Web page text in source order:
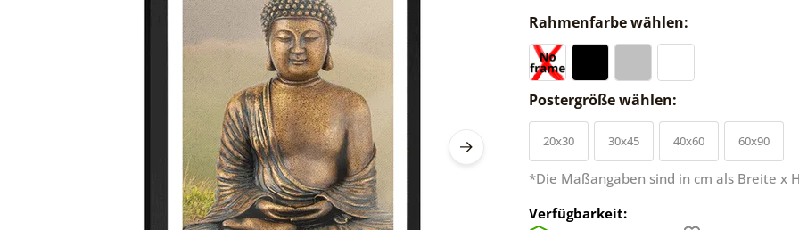
Rahmenfarbe wählen:
Postergröße wählen:
20x30 30x45 40x60 60x90
*Die Maßangaben sind in cm als Breite x
Verfügbarkeit: